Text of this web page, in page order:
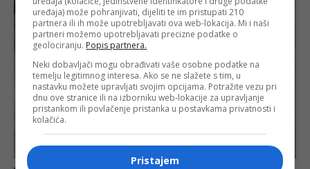
uređaja) može pohranjivati, dijeliti te im pristupati 210
partnera ili ih može upotrebljavati ova web-lokacija. Mi i naši
partneri možemo upotrebljavati precizne podatke o
geolociranju. Popis partnera.
Neki dobavljači mogu obrađivati vaše osobne podatke na
temelju legitimnog interesa. Ako se ne slažete s tim, u
nastavku možete upravljati svojim opcijama. Potražite vezu pri
dnu ove stranice ili na izborniku web-lokacije za upravljanje
pristankom ili povlačenje pristanka u postavkama privatnosti i
kolačića.
Pristajem